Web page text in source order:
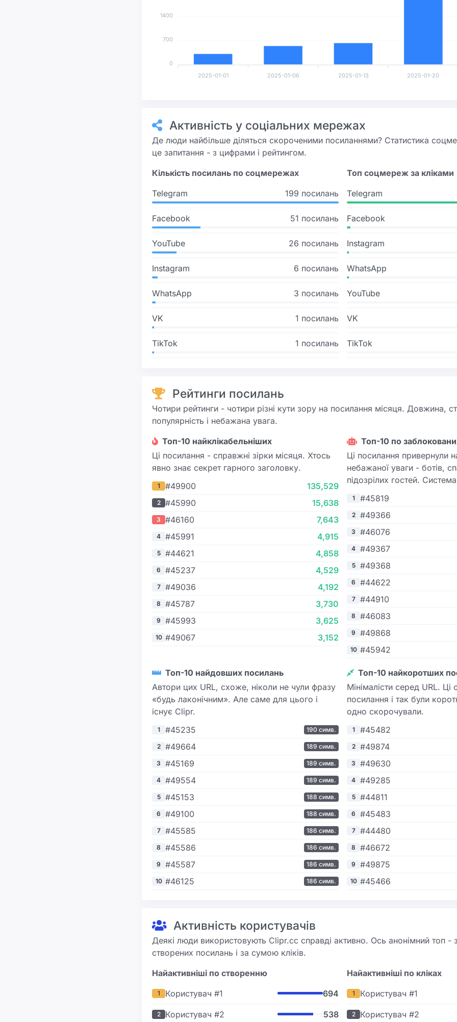
2025-01-01 2025-01-06 2025-01-13 2025-01-20
1400
700
0
Активність у соціальних мережах
Де люди найбільше діляться скороченими посиланнями? Статистика
це запитання - з цифрами і рейтингом.
Кількість посилань по соцмережах
Telegram
199 посилань
Facebook 51 посилань
YouTube 26 посилань
Instagram 6 посилань
WhatsApp 3 посилань
VK 1 посилань
TikTok 1 посилань
Топ соцмереж за кліками
Telegram
Facebook
Instagram
WhatsApp
YouTube
VK
TikTok
Рейтинги посилань
Чотири рейтинги - чотири різні кути зору на посилання місяця. Довжина,
популярність і небажана увага.
Топ-10 найклікабельніших
Ці посилання - справжні зірки місяця. Хтось
явно знає секрет гарного заголовку.
1 #49900 135,529
2 #45990 15,638
3 #46160 7,643
4 #45991 4,915
5 #44621 4,858
6 #45237 4,529
7 #49036 4,192
8 #45787 3,730
9 #45993 3,625
10 #49067 3,152
Топ-10 по
Ці посилання привернули
небажаної уваги - ботів,
підозрілих гостей.
1 #45819
2 #49366
3 #46076
4 #49367
5 #49368
6 #44622
7 #44910
8 #46083
9 #49868
10 #45942
Топ-10 найдовших посилань
Автори цих URL, схоже, ніколи не чули фразу
«будь лаконічним». Але саме для цього і
існує Clipr.
1 #45235 190 симв.
2 #49664 189 симв.
3 #45169 189 симв.
4 #49554 189 симв.
5 #45153 188 симв.
6 #49100 188 симв.
7 #45585 186 симв.
8 #45586 186 симв.
9 #45587 186 симв.
10 #46125 186 симв.
Топ-10 найкоротших
Мінімалісти серед URL. Ці
посилання і так були
одно скорочували.
1 #45482
2 #49874
3 #49630
4 #49285
5 #44811
6 #45483
7 #44480
8 #46672
9 #49875
10 #45466
Активність користувачів
Деякі люди використовують Clipr.cc справді активно. Ось анонімний топ -
створених посилань і за сумою кліків.
Найактивніші по створенню
1 Користувач #1 694
2 Користувач #2 538
Найактивніші по кліках
1 Користувач #1
2 Користувач #2